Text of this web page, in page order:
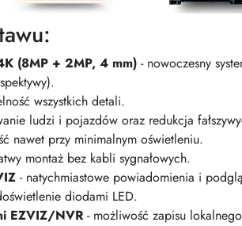
(8MP + 2MP, 4 mm) - nowoczesny
wszystkich detali.
ludzi i pojazdów oraz redukcja
nawet przy minimalnym oświetleniu.
montaż bez kabli sygnałowych.
- natychmiastowe powiadomienia i
diodami LED.
EZVIZ/NVR - możliwość zapisu